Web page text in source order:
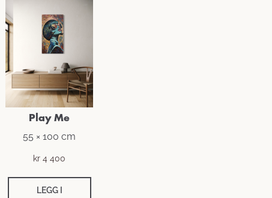
Play Me
55 × 100 cm
kr 4 400
LEGG I